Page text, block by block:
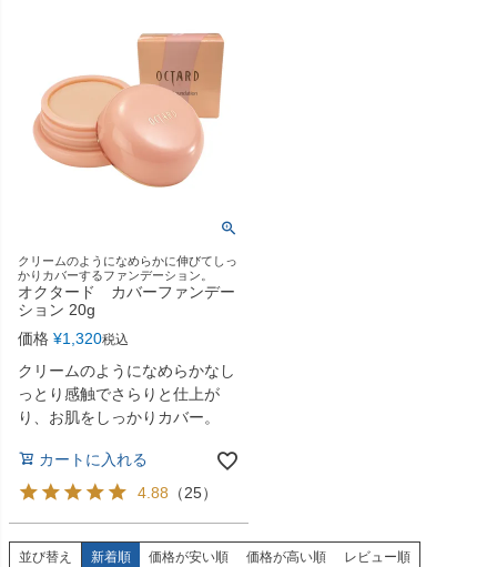
クリームのようになめらかに伸びてしっ
かりカバーするファンデーション。
オクタード カバーファンデー
ション 20g
価格 ¥1,320税込
クリームのようになめらかなし
っとり感触でさらりと仕上が
り、お肌をしっかりカバー。
カートに入れる
4.88 （25）
並び替え 新着順 価格が安い順 価格が高い順 レビュー順